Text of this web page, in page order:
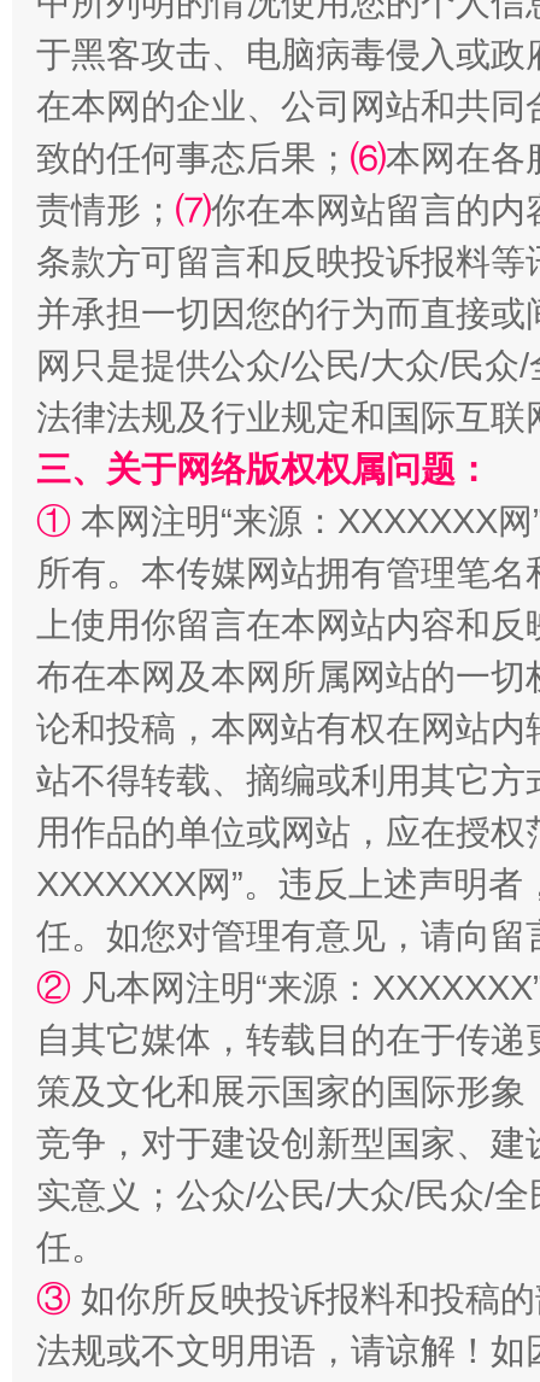
阿坝州三大球赛在茂县开幕
国家大学科技园优化重塑工作
扯下公款旅游的“隐身衣” 如何以
“蜀中异人”王建安的艺术幻境
于黑客攻击、电脑病毒侵入或
在本网的企业、公司网站和共
致的任何事态后果； ⑹本网在各
责情形； ⑺你在本网站留言的内
条款方可留言和反映投诉报料
并承担一切因您的行为而直接
网只是提供公众/公民/大众/民
法律法规及行业规定和国际互
三、关于网络版权权属问题：
① 本网注明“来源：XXXXXXX
所有。本传媒网站拥有管理笔
上使用你留言在本网站内容和
布在本网及本网所属网站的一
论和投稿，本网站有权在网站
站不得转载、摘编或利用其它
用作品的单位或网站，应在授
XXXXXXX网”。违反上述声明
任。如您对管理有意见，请向
② 凡本网注明“来源：
自其它媒体，转载目的在于传
策及文化和展示国家的国际形
竞争，对于建设创新型国家、
实意义；公众/公民/大众/民众/
任。
③ 如你所反映投诉报料和投稿
法规或不文明用语，请谅解！